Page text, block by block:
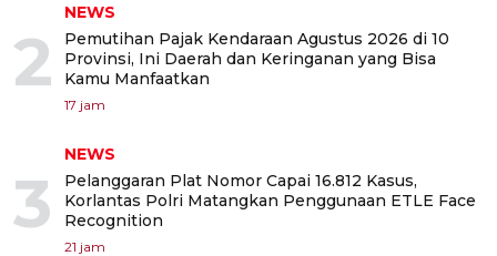
2
NEWS
Pemutihan Pajak Kendaraan Agustus 2026 di 10
Provinsi, Ini Daerah dan Keringanan yang Bisa
Kamu Manfaatkan
17 jam
3
NEWS
Pelanggaran Plat Nomor Capai 16.812 Kasus,
Korlantas Polri Matangkan Penggunaan ETLE Face
Recognition
21 jam